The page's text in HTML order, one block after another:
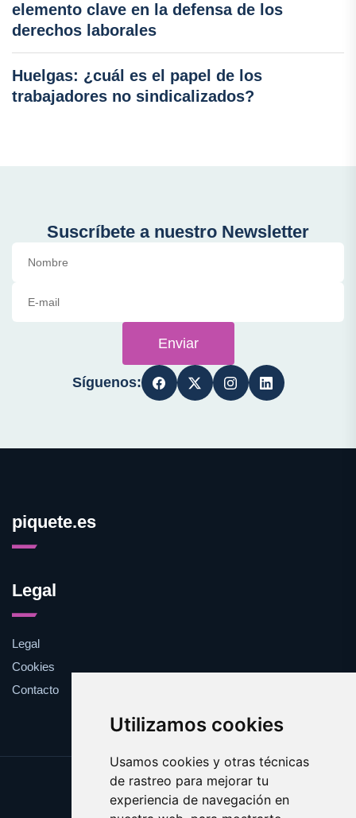
Utilizamos cookies
Usamos cookies y otras técnicas
de rastreo para mejorar tu
experiencia de navegación en
elemento clave en la defensa de los
derechos laborales
Huelgas: ¿cuál es el papel de los
trabajadores no sindicalizados?
Suscríbete a nuestro Newsletter
Enviar
Síguenos:
piquete.es
Legal
Legal
Cookies
Contacto
Update cookies preferences
Copyright © 2025 piquete.es